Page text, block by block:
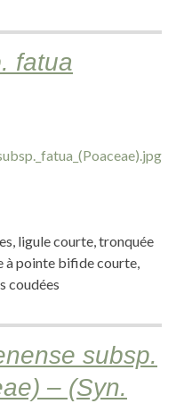
fatua
ligule courte, tronquée
à pointe bifide courte,
coudées
subsp.
– (Syn.